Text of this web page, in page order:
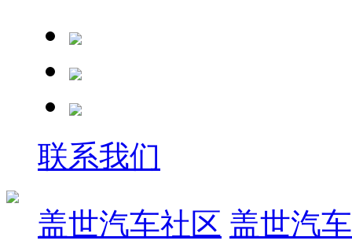
联系我们
盖世汽车社区 盖世汽